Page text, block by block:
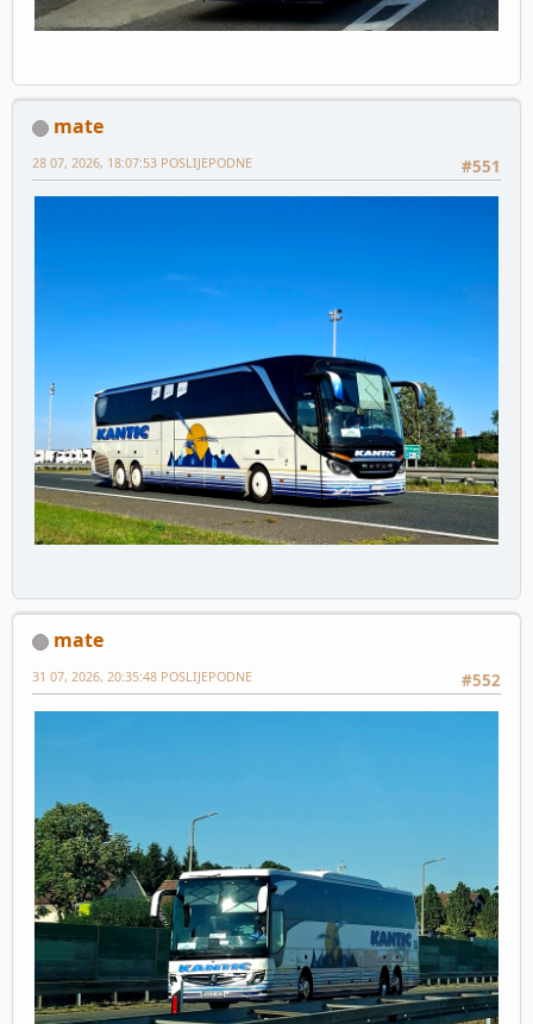
mate
#551
28 07, 2026, 18:07:53 POSLIJEPODNE
mate
#552
31 07, 2026, 20:35:48 POSLIJEPODNE